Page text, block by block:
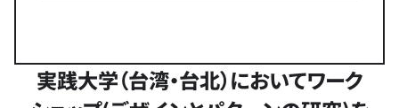
実践大学（台湾・台北）においてワーク